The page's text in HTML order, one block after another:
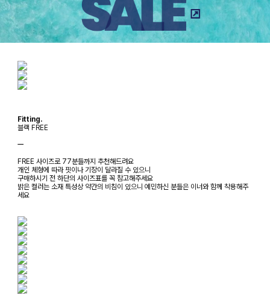
Fitting.
블랙 FREE
ㅡ
FREE 사이즈로 77분들까지 추천해드려요
개인 체형에 따라 핏이나 기장이 달라질 수 있으니
구매하시기 전 하단의 사이즈표를 꼭 참고해주세요
밝은 컬러는 소재 특성상 약간의 비침이 있으니 예민하신 분들은 이너와 함께 착용해주
세요